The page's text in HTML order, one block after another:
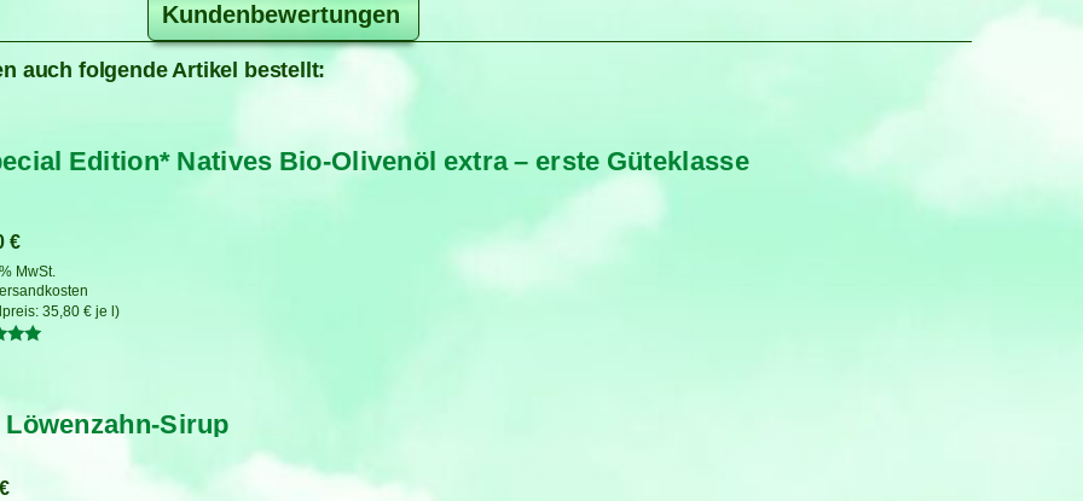
Kundenbewertungen
auch folgende Artikel bestellt:
Edition* Natives Bio-Olivenöl extra – erste Güteklasse
€
35,80 € je
MwSt.
Sirup
€